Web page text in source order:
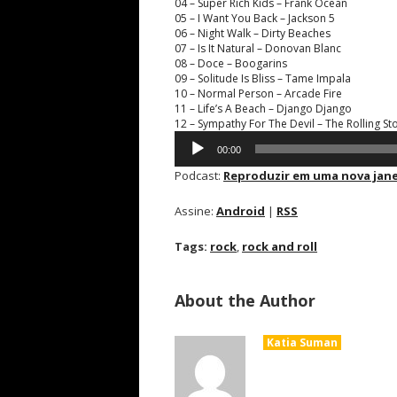
04 – Super Rich Kids – Frank Ocean
05 – I Want You Back – Jackson 5
06 – Night Walk – Dirty Beaches
07 – Is It Natural – Donovan Blanc
08 – Doce – Boogarins
09 – Solitude Is Bliss – Tame Impala
10 – Normal Person – Arcade Fire
11 – Life’s A Beach – Django Django
12 – Sympathy For The Devil – The Rolling
Tocador
áudio
00:00
Podcast: Reproduzir em uma nova
Assine: Android | RSS
Tags: rock, rock and roll
About the Author
Katia Suman